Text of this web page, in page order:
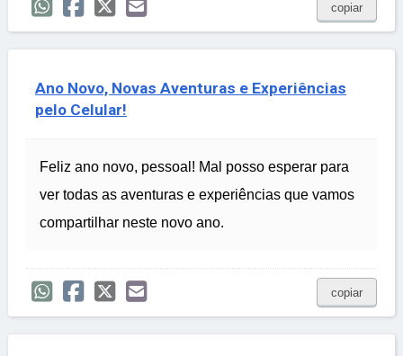
copiar
Ano Novo, Novas Aventuras e Experiências
pelo Celular!
Feliz ano novo, pessoal! Mal posso esperar para
ver todas as aventuras e experiências que vamos
compartilhar neste novo ano.
copiar